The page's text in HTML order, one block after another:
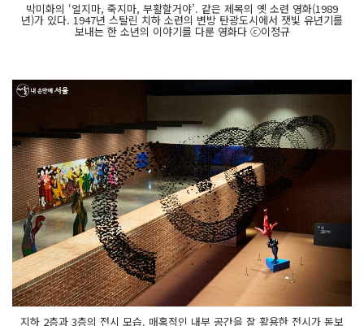
박미화의 ‘얼지마, 죽지마, 부활할거야’. 같은 제목의 옛 소련 영화(1989
년)가 있다. 1947년 스탈린 치하 소련의 변방 탄광도시에서 잿빛 유년기를
보내는 한 소년의 이야기를 다룬 영화다 ⓒ이정규
지하 2층과 3층의 전시 모습. 매혹적인 내부 공간을 잘 활용한 전시가 돋보